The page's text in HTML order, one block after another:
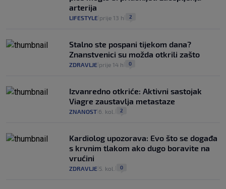
arterija
LIFESTYLE prije 13 h 2
Stalno ste pospani tijekom dana?
Znanstvenici su možda otkrili zašto
ZDRAVLJE prije 14 h 0
Izvanredno otkriće: Aktivni sastojak
Viagre zaustavlja metastaze
ZNANOST 6. kol. 2
Kardiolog upozorava: Evo što se događa
s krvnim tlakom ako dugo boravite na
vrućini
ZDRAVLJE 5. kol. 0